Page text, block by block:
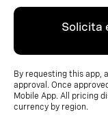
Solicita
By requesting this app,
approval. Once
Mobile App. All pricing
currency by region.